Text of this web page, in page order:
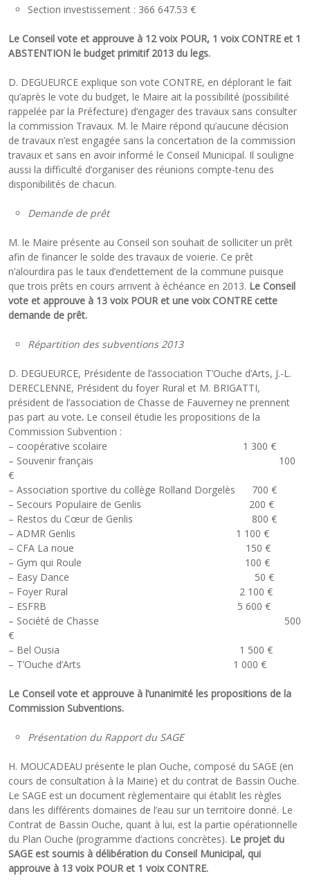
Section investissement : 366 647.53 €
Le Conseil vote et approuve à 12 voix POUR, 1 voix CONTRE et 1
ABSTENTION le budget primitif 2013 du legs.
D. DEGUEURCE explique son vote CONTRE, en déplorant le fait
qu’après le vote du budget, le Maire ait la possibilité (possibilité
rappelée par la Préfecture) d’engager des travaux sans consulter
la commission Travaux. M. le Maire répond qu’aucune décision
de travaux n’est engagée sans la concertation de la commission
travaux et sans en avoir informé le Conseil Municipal. Il souligne
aussi la difficulté d’organiser des réunions compte-tenu des
disponibilités de chacun.
Demande de prêt
M. le Maire présente au Conseil son souhait de solliciter un prêt
afin de financer le solde des travaux de voierie. Ce prêt
n’alourdira pas le taux d’endettement de la commune puisque
que trois prêts en cours arrivent à échéance en 2013. Le Conseil
vote et approuve à 13 voix POUR et une voix CONTRE cette
demande de prêt.
Répartition des subventions 2013
D. DEGUEURCE, Présidente de l’association T’Ouche d’Arts, J.-L.
DERECLENNE, Président du foyer Rural et M. BRIGATTI,
président de l’association de Chasse de Fauverney ne prennent
pas part au vote. Le conseil étudie les propositions de la
Commission Subvention :
– coopérative scolaire 1 300 €
– Souvenir français 100
€
– Association sportive du collège Rolland Dorgelès 700 €
– Secours Populaire de Genlis 200 €
– Restos du Cœur de Genlis 800 €
– ADMR Genlis 1 100 €
– CFA La noue 150 €
– Gym qui Roule 100 €
– Easy Dance 50 €
– Foyer Rural 2 100 €
– ESFRB 5 600 €
– Société de Chasse 500
€
– Bel Ousia 1 500 €
– T’Ouche d’Arts 1 000 €
Le Conseil vote et approuve à l’unanimité les propositions de la
Commission Subventions.
Présentation du Rapport du SAGE
H. MOUCADEAU présente le plan Ouche, composé du SAGE (en
cours de consultation à la Mairie) et du contrat de Bassin Ouche.
Le SAGE est un document règlementaire qui établit les règles
dans les différents domaines de l’eau sur un territoire donné. Le
Contrat de Bassin Ouche, quant à lui, est la partie opérationnelle
du Plan Ouche (programme d’actions concrètes). Le projet du
SAGE est soumis à délibération du Conseil Municipal, qui
approuve à 13 voix POUR et 1 voix CONTRE.